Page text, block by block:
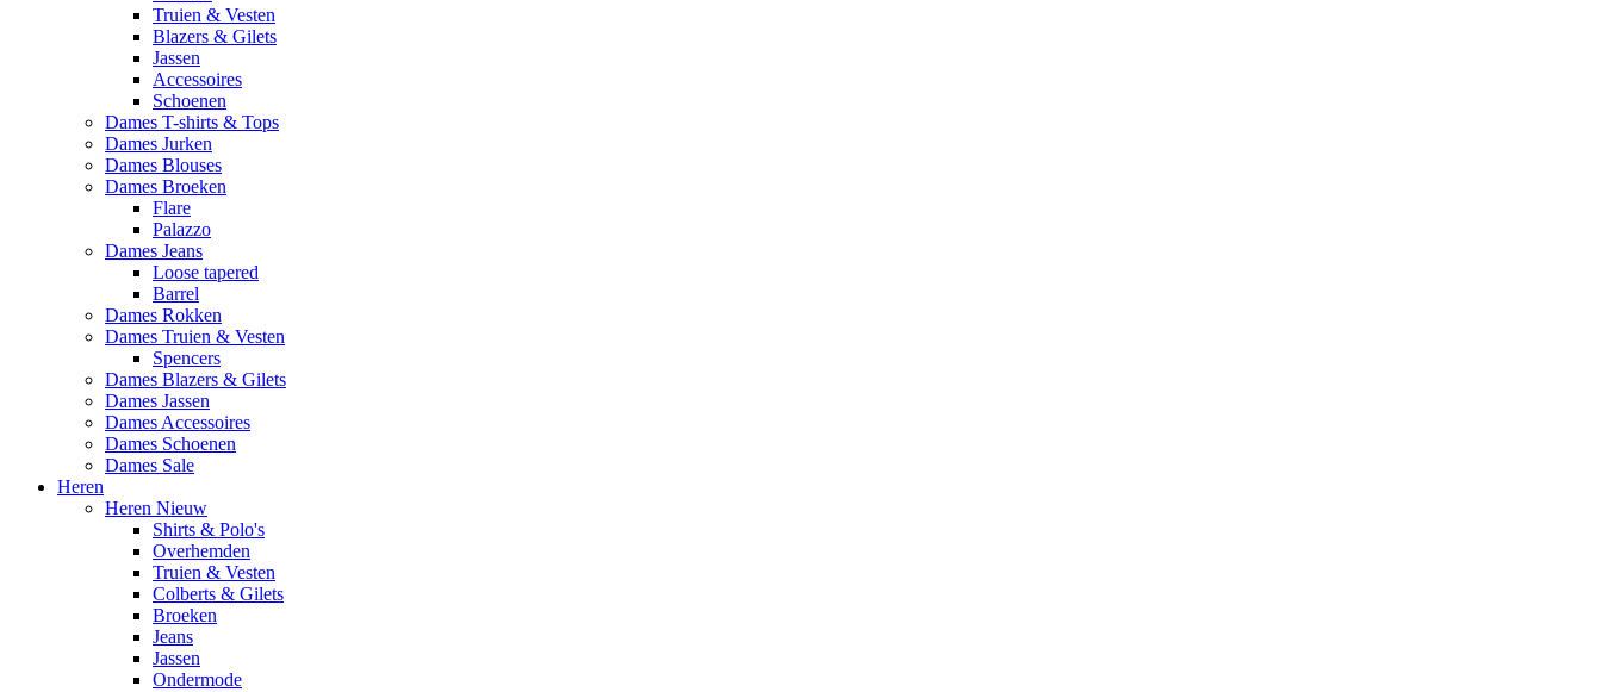
Truien & Vesten
Blazers & Gilets
Jassen
Accessoires
Schoenen
Dames T-shirts & Tops
Dames Jurken
Dames Blouses
Dames Broeken
Flare
Palazzo
Dames Jeans
Loose tapered
Barrel
Dames Rokken
Dames Truien & Vesten
Spencers
Dames Blazers & Gilets
Dames Jassen
Dames Accessoires
Dames Schoenen
Dames Sale
Heren
Heren Nieuw
Shirts & Polo's
Overhemden
Truien & Vesten
Colberts & Gilets
Broeken
Jeans
Jassen
Ondermode